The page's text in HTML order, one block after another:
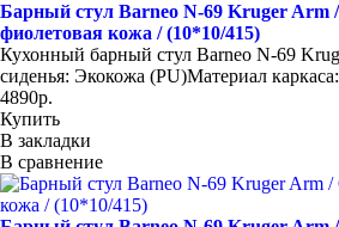
Барный стул Barneo N-69 Kruger Arm
фиолетовая кожа / (10*10/415)
Кухонный барный стул Barneo N-69
сиденья: Экокожа (PU)Материал
4890р.
Купить
В закладки
В сравнение